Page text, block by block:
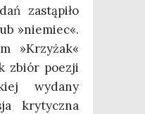
zastą­pi­ło
»nie­miec«.
»Krzy­żak«
zbiór poezji
wyda­ny
kry­tycz­na